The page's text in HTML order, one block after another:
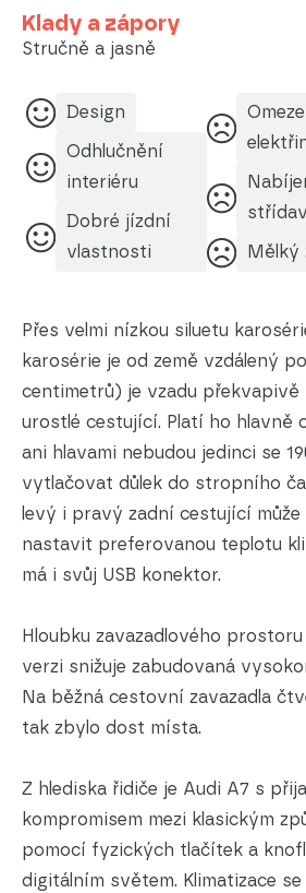
Klady a zápory
Stručně a jasně
Design
Odhlučnění
interiéru
Dobré jízdní
vlastnosti
Mělký
Přes velmi nízkou siluetu
karosérie je od země vzdálený
centimetrů) je vzadu
urostlé cestující. Platí ho hlavně
ani hlavami nebudou jedinci se
vytlačovat důlek do stropního
levý i pravý zadní cestující
nastavit preferovanou teplotu
má i svůj USB konektor.
Hloubku zavazadlového
verzi snižuje zabudovaná
Na běžná cestovní zavazadla
tak zbylo dost místa.
Z hlediska řidiče je Audi A7 s
kompromisem mezi klasickým
pomocí fyzických tlačítek a
digitálním světem. Klimatizace